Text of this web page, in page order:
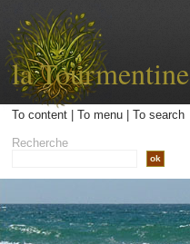
la Tourmentine
To content| To menu| To search
Recherche